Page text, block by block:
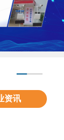
资讯